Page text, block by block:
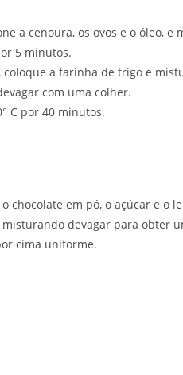
a cenoura, os ovos e o óleo, e
5 minutos.
a farinha de trigo e
com uma colher.
C por 40 minutos.
chocolate em pó, o açúcar e o
devagar para obter
cima uniforme.